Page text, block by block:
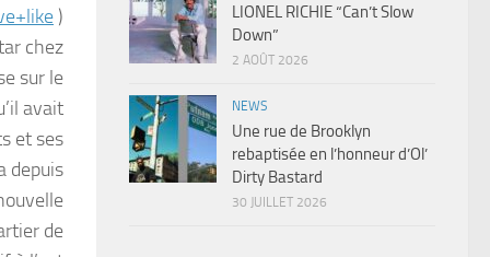
)
chez
sur le
avait
et ses
depuis
de
LIONEL RICHIE “Can’t Slow
Down”
2 AOÛT 2026
NEWS
Une rue de Brooklyn
rebaptisée en l’honneur d’Ol’
Dirty Bastard
30 JUILLET 2026